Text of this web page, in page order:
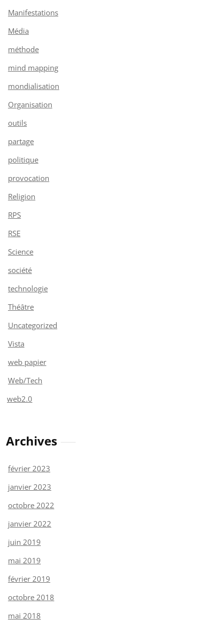
Manifestations
Média
méthode
mind mapping
mondialisation
Organisation
outils
partage
politique
provocation
Religion
RPS
RSE
Science
société
technologie
Théâtre
Uncategorized
Vista
web papier
Web/Tech
web2.0
Archives
février 2023
janvier 2023
octobre 2022
janvier 2022
juin 2019
mai 2019
février 2019
octobre 2018
mai 2018